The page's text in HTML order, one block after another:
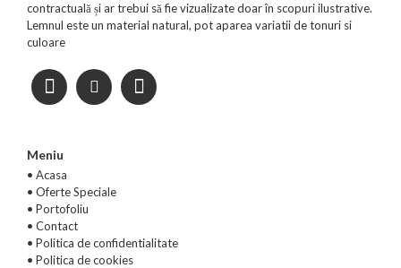
contractuală și ar trebui să fie vizualizate doar în scopuri ilustrative.
Lemnul este un material natural, pot aparea variatii de tonuri si
culoare
Meniu
• Acasa
• Oferte Speciale
• Portofoliu
• Contact
• Politica de confidentialitate
• Politica de cookies